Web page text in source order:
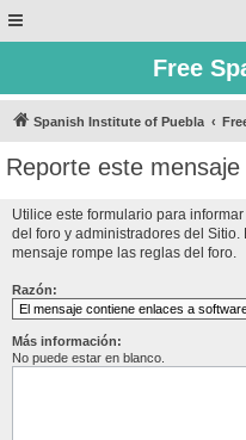
Free
Spanish Institute of Puebla
Reporte este mensaje
Utilice este formulario para
del foro y administradores del
mensaje rompe las reglas del foro.
Razón:
Más información:
No puede estar en blanco.